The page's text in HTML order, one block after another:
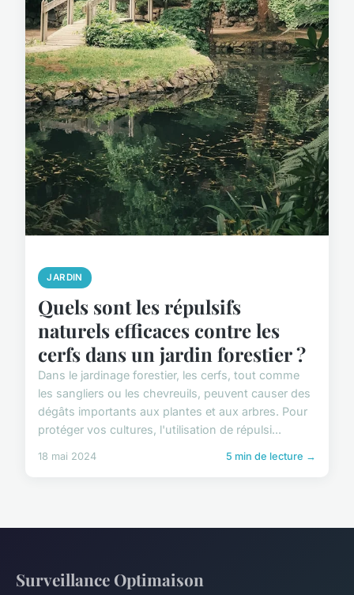
JARDIN
Quels sont les répulsifs
naturels efficaces contre les
cerfs dans un jardin forestier ?
Dans le jardinage forestier, les cerfs, tout comme
les sangliers ou les chevreuils, peuvent causer des
dégâts importants aux plantes et aux arbres. Pour
protéger vos cultures, l'utilisation de répulsi...
18 mai 2024 5 min de lecture →
Surveillance Optimaison